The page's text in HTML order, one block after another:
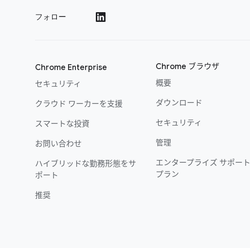
フォロー
Chrome Enterprise
セキュリティ
クラウド ワーカーを支援
スマートな投資
お問い合わせ
ハイブリッドな勤務形態をサ
ポート
推奨
Chrome ブラウザ
概要
ダウンロード
セキュリティ
管理
エンタープライズ サポート
プラン